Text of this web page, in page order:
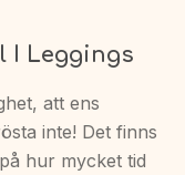
I Leggings
att ens
inte! Det finns
hur mycket tid